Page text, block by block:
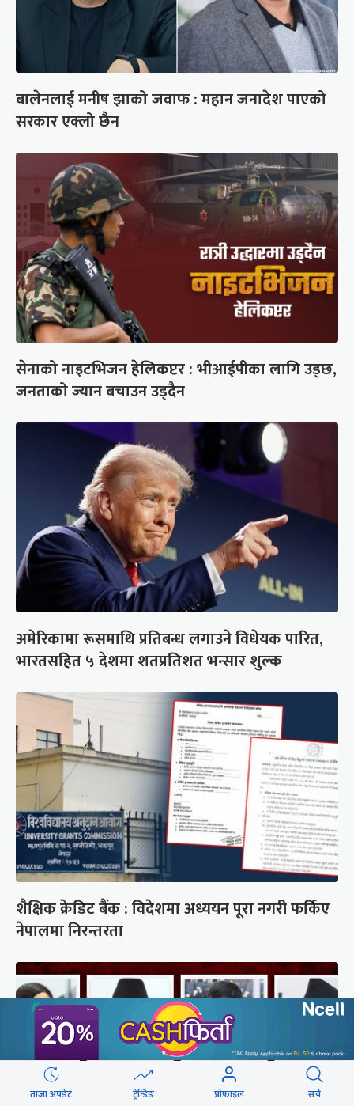
बालेनलाई मनीष झाको जवाफ : महान जनादेश पाएको
सरकार एक्लो छैन
सेनाको नाइटभिजन हेलिकप्टर : भीआईपीका लागि उड्छ,
जनताको ज्यान बचाउन उड्दैन
अमेरिकामा रूसमाथि प्रतिबन्ध लगाउने विधेयक पारित,
भारतसहित ५ देशमा शतप्रतिशत भन्सार शुल्क
शैक्षिक क्रेडिट बैंक : विदेशमा अध्ययन पूरा नगरी फर्किए
नेपालमा निरन्तरता
ताजा अपडेट ट्रेन्डिङ प्रोफाइल सर्च